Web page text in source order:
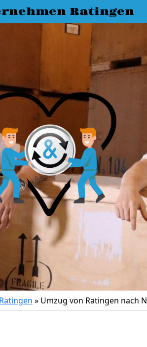
Ratingen
» Umzug von Ratingen nach